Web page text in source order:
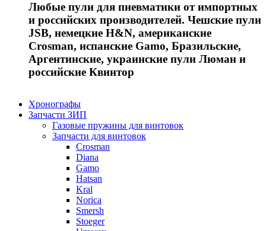
Любые пули для пневматики от импортных
и российских производителей. Чешские пули
JSB, немецкие H&N, американские
Crosman, испанские Gamo, Бразильские,
Аргентинские, украинские пули Люман и
российские Квинтор
Хронографы
Запчасти ЗИП
Газовые пружины для винтовок
Запчасти для винтовок
Crosman
Diana
Gamo
Hatsan
Kral
Norica
Smersh
Stoeger